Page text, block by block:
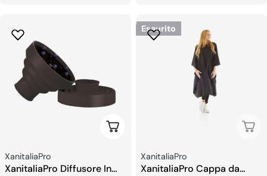
Scegli Le Opzioni
Venditore:
XanitaliaPro
XanitaliaPro Diffusore In
Esaurito
Venditore:
XanitaliaPro
XanitaliaPro Cappa da